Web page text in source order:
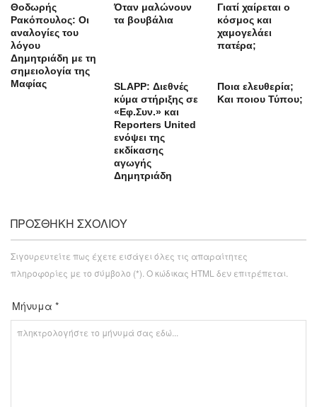
Θοδωρής
Ρακόπουλος: Οι
αναλογίες του
λόγου
Δημητριάδη με τη
σημειολογία της
Μαφίας
Όταν μαλώνουν
τα βουβάλια
Γιατί χαίρεται ο
κόσμος και
χαμογελάει
πατέρα;
SLAPP: Διεθνές
κύμα στήριξης σε
«Εφ.Συν.» και
Reporters United
ενόψει της
εκδίκασης
αγωγής
Δημητριάδη
Ποια ελευθερία;
Και ποιου Τύπου;
ΠΡΟΣΘΉΚΗ ΣΧΟΛΊΟΥ
Σιγουρευτείτε πως έχετε εισάγει όλες τις απαραίτητες
πληροφορίες με το σύμβολο (*). Ο κώδικας HTML δεν επιτρέπεται.
Μήνυμα *